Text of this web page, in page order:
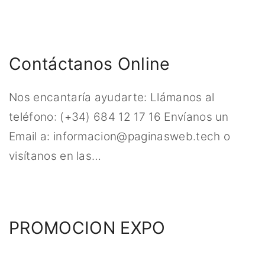
Contáctanos Online
Nos encantaría ayudarte: Llámanos al
teléfono: (+34) 684 12 17 16 Envíanos un
Email a: informacion@paginasweb.tech o
visítanos en las…
PROMOCION EXPO